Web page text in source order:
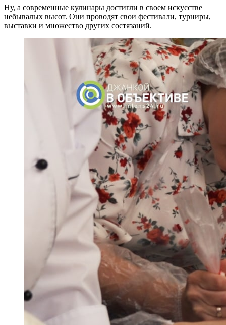
Ну, а современные кулинары достигли в своем искусстве
небывалых высот. Они проводят свои фестивали, турниры,
выставки и множество других состязаний.